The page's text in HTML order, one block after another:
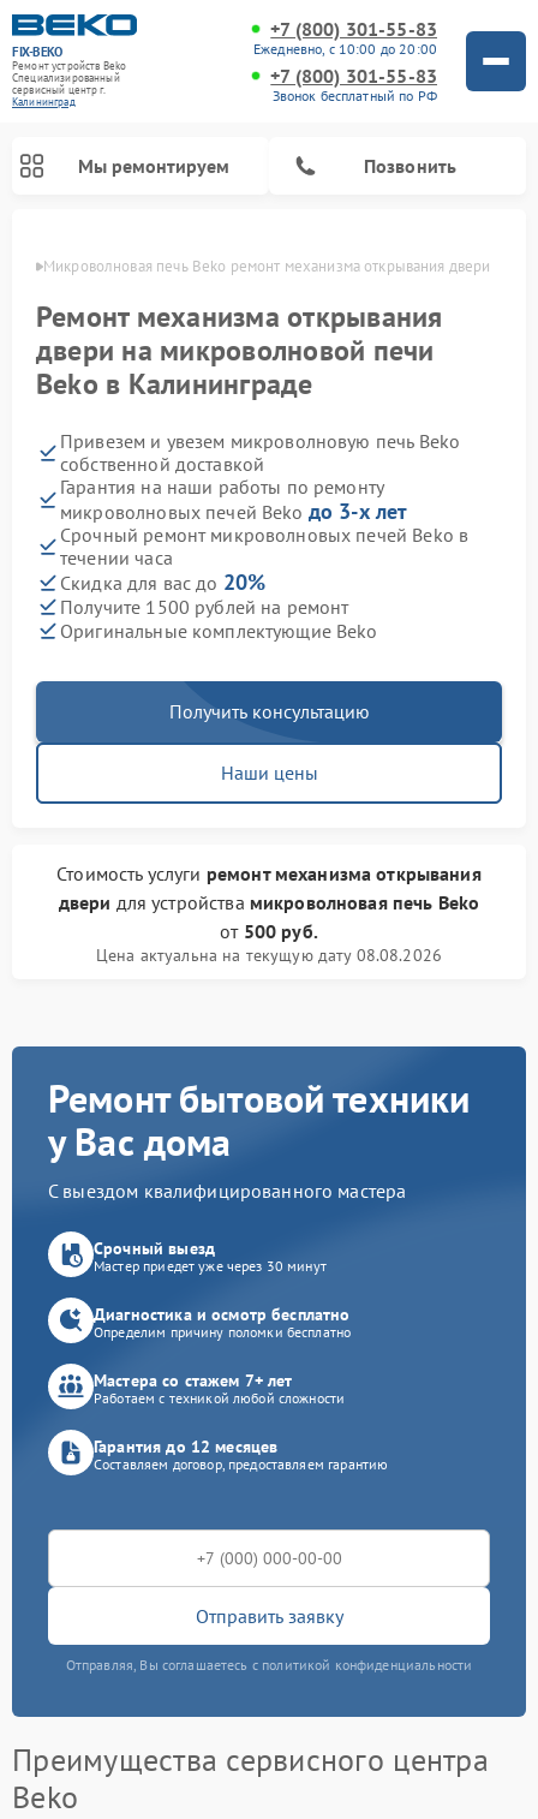
FIX-BEKO
Ремонт устройств Beko
Специализированный
cервисный центр г.
Калининград
+7 (800) 301-55-83
Ежедневно, с 10:00 до 20:00
+7 (800) 301-55-83
Звонок бесплатный по РФ
Мы ремонтируем Позвонить
Микроволновая печь Beko ремонт механизма открывания двери
Ремонт механизма открывания
двери на микроволновой печи
Beko в Калининграде
Привезем и увезем микроволновую печь Beko
собственной доставкой
Гарантия на наши работы по ремонту
микроволновых печей Beko до 3-х лет
Срочный ремонт микроволновых печей Beko в
течении часа
Скидка для вас до 20%
Получите 1500 рублей на ремонт
Оригинальные комплектующие Beko
Получить консультацию
Наши цены
Стоимость услуги ремонт механизма открывания
двери для устройства микроволновая печь Beko
от 500 руб.
Цена актуальна на текущую дату 08.08.2026
Ремонт бытовой техники
у Вас дома
С выездом квалифицированного мастера
Срочный выезд
Мастер приедет уже через 30 минут
Диагностика и осмотр бесплатно
Определим причину поломки бесплатно
Мастера со стажем 7+ лет
Работаем с техникой любой сложности
Гарантия до 12 месяцев
Составляем договор, предоставляем гарантию
Отправить заявку
Отправляя, Вы соглашаетесь с политикой конфиденциальности
Преимущества сервисного центра
Beko